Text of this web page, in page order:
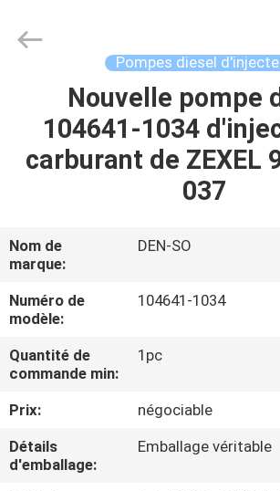
MAISON
VIDÉOS
À
PROPOS
DE
Parts
Pompes diesel
Nouvelle pompe
104641-1034
carburant de ZEXEL
037
Nom de
marque:
DEN-SO
Numéro de
modèle:
104641-1034
Quantité de
commande min:
1pc
Prix:
négociable
Détails
d'emballage:
Emballage véritable